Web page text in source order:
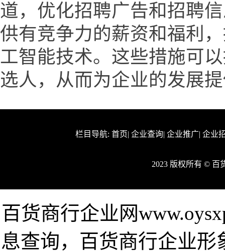
道，优化招聘广告和招聘
供有竞争力的薪资和福利
工智能技术。这些措施可
选人，从而为企业的发展
栏目导航: 首页| 企业查询| 企业推广| 企业
2023 版权所有 ©
百货商行企业网
息查询，百货商行企业